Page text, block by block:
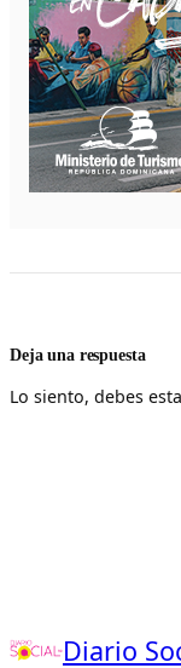
Deja una respuesta
Lo siento, debes
Diario